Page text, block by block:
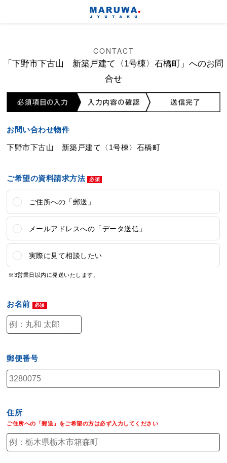
CONTACT
「下野市下古山 新築戸建て〈1号棟〉石橋町」へのお問
合せ
お問い合わせ物件
下野市下古山 新築戸建て〈1号棟〉石橋町
ご希望の資料請求方法
ご住所への「郵送」
メールアドレスへの「データ送信」
実際に見て相談したい
※3営業日以内に発送いたします。
お名前
郵便番号
住所
ご住所への「郵送」 をご希望の方は必ず入力 してください